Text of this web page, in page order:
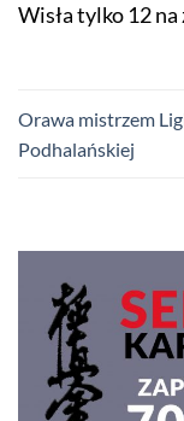
Wisła tylko 12 na
Orawa mistrzem
Podhalańskiej